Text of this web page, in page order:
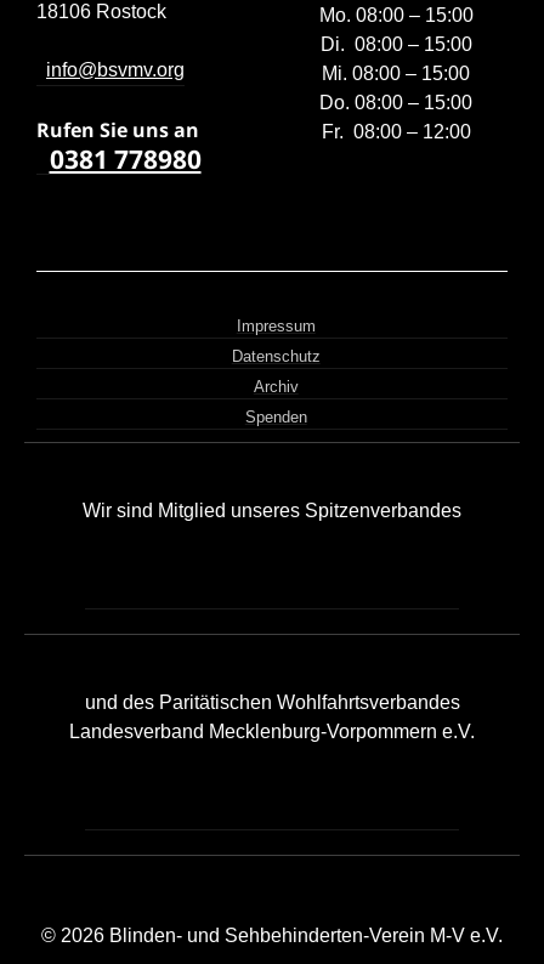
18106 Rostock
info@bsvmv.org
Rufen Sie uns an
0381 778980
Mo. 08:00 – 15:00
Di. 08:00 – 15:00
Mi. 08:00 – 15:00
Do. 08:00 – 15:00
Fr. 08:00 – 12:00
Impressum
Datenschutz
Archiv
Spenden
Wir sind Mitglied unseres Spitzenverbandes
und des Paritätischen Wohlfahrtsverbandes
Landesverband Mecklenburg-Vorpommern e.V.
© 2026 Blinden- und Sehbehinderten-Verein M-V e.V.